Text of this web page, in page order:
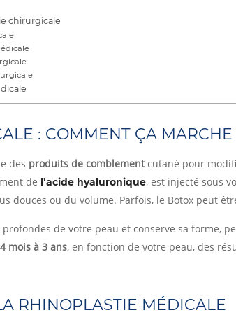
chirurgicale
: COMMENT ÇA MARCHE
des produits de comblementcutané pour
de l’acide hyaluronique, est injecté sous
douces ou du volume. Parfois, le Botox peut
de votre peau et conserve sa forme,
4 mois à 3 ans, en fonction de votre peau, des
RHINOPLASTIE MÉDICALE